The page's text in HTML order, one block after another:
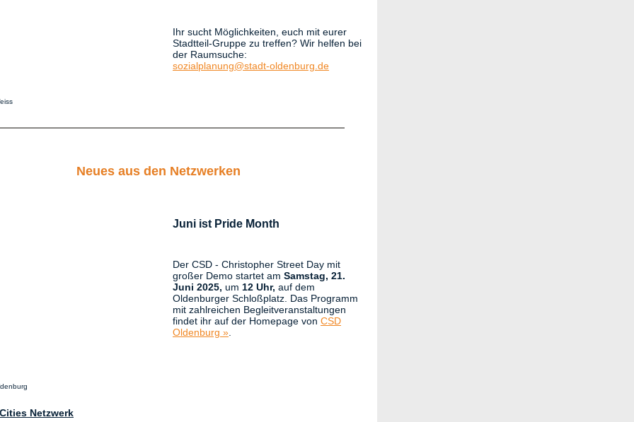
Ihr sucht Möglichkeiten, euch mit eurer
Stadtteil-Gruppe zu treffen? Wir helfen bei
der Raumsuche:
sozialplanung@stadt-oldenburg.de
Neues aus den Netzwerken
Juni ist Pride Month
Der CSD - Christopher Street Day mit
großer Demo startet am Samstag, 21.
Juni 2025, um 12 Uhr, auf dem
Oldenburger Schloßplatz. Das Programm
mit zahlreichen Begleitveranstaltungen
findet ihr auf der Homepage von CSD
Oldenburg »
Netzwerk